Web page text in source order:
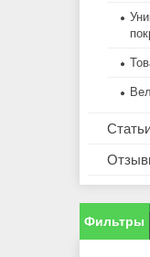
Фильтры